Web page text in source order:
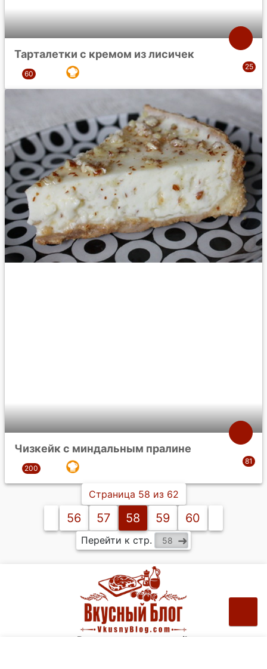
Тарталетки с кремом из лисичек
Чизкейк с миндальным пралине
Страница 58 из 62
56 57 58 59 60
Перейти к стр.
Рецепты на ваш e-mail: